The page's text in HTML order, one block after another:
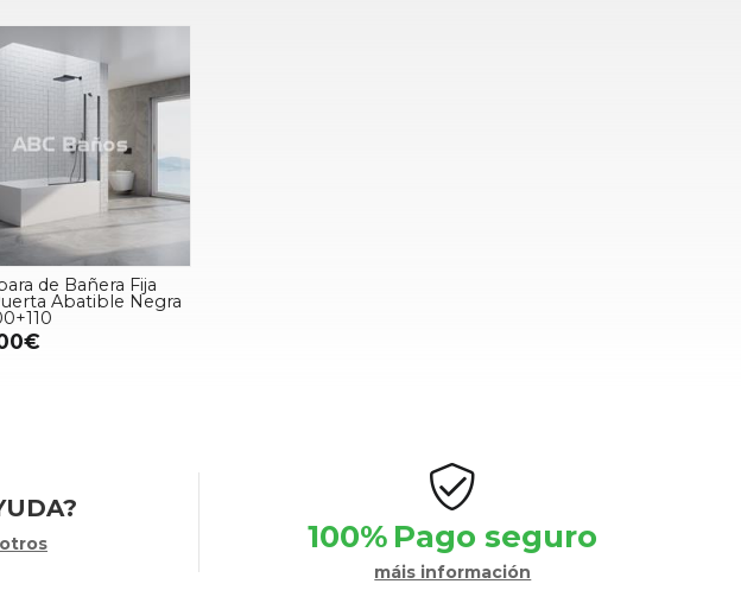
de Bañera Fija
Abatible Negra
100% Pago seguro
máis información